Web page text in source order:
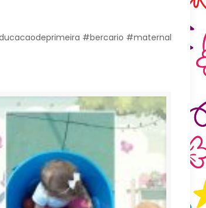
#bercario #maternal